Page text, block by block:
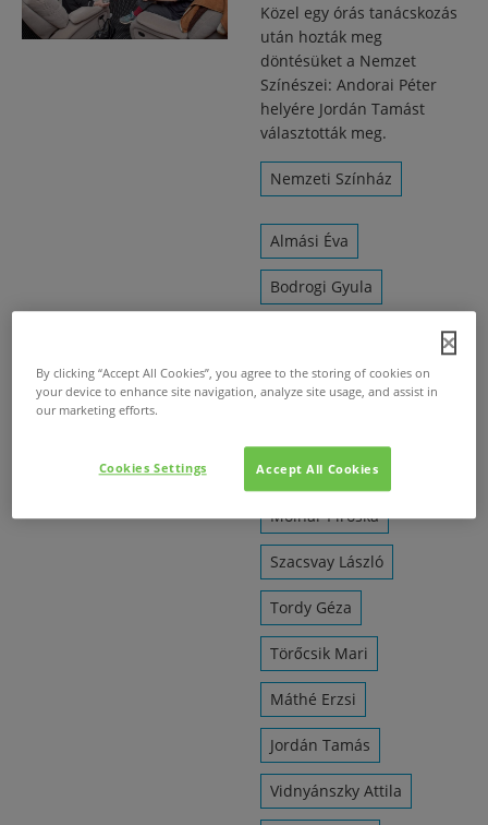
Közel egy órás tanácskozás
után hozták meg
döntésüket a Nemzet
Színészei: Andorai Péter
helyére Jordán Tamást
választották meg.
Nemzeti Színház
Almási Éva
Bodrogi Gyula
Csomós Mari
Király Levente
Molnár Piroska
Szacsvay László
Tordy Géza
Törőcsik Mari
Máthé Erzsi
Jordán Tamás
Vidnyánszky Attila
By clicking “Accept All Cookies”, you agree to the storing of cookies on
your device to enhance site navigation, analyze site usage, and assist in
our marketing efforts.
Accept All Cookies
Cookies Settings